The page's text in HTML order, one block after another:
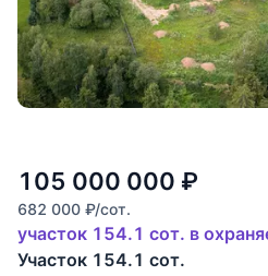
105 000 000 ₽
682 000 ₽/сот.
участок 154.1 сот. в
Участок 154.1 сот.